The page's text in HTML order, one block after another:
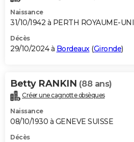
Destinations
City break
Voyage nature
Voyage de noces
Forum
Climat
+PHOTO
GUIDES D'ACHAT
BONS PLANS
Carte de Noël
Carte Bonne année
Carte Saint-Valentin
Carte Pâques
Carte d'anniversaire
DICTIONNAIRE
Dictionnaire
Biographies
Citations
Expressions
Proverbes
PROGRAMME TV
Naissance
31/10/1942 à PERTH ROYAUME-UNI
Décès
29/10/2024 à Bordeaux(Gironde)
Betty RANKIN (88 ans)
Créer une cagnotte obsèques
Naissance
08/10/1930 à GENEVE SUISSE
Décès